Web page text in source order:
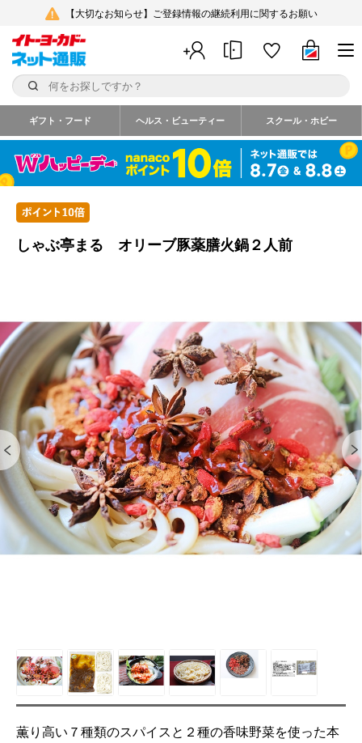
【大切なお知らせ】ご登録情報の継続利用に関するお願い
ギフト・フード ヘルス・ビューティー スクール・ホビー
しゃぶ亭まる オリーブ豚薬膳火鍋２人前
薫り高い７種類のスパイスと２種の香味野菜を使った本